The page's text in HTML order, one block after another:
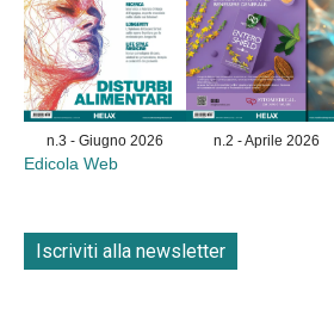
n.3 - Giugno 2026 n.2 - Aprile 2026
Edicola Web
Iscriviti alla newsletter